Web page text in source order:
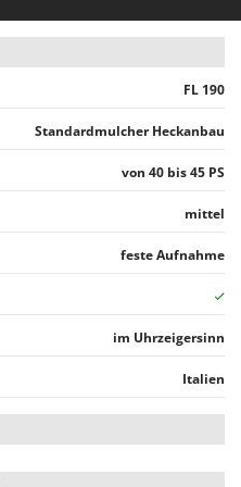
FL 190
Standardmulcher Heckanbau
von 40 bis 45 PS
mittel
feste Aufnahme
im Uhrzeigersinn
Italien